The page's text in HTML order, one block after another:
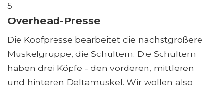
5
Overhead-Presse
Die Kopfpresse bearbeitet die nächstgrößere
Muskelgruppe, die Schultern. Die Schultern
haben drei Köpfe - den vorderen, mittleren
und hinteren Deltamuskel. Wir wollen also